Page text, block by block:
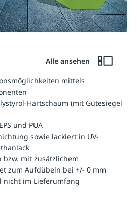
Alle ansehen
mittels
Hartschaum (mit Gütesiegel
und PUA
sowie lackiert in UV-
mit zusätzlichem
zum Aufdübeln bei +/- 0 mm
nicht im Lieferumfang